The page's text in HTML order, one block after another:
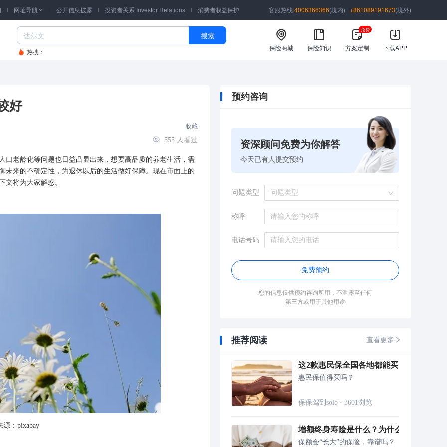
网址导航  公开信息披露 投资者关系 Investor Relations 消费者权益保护 客服热线:4006366366(境内) +861089191673(境外)
搜索
热搜： 保险商城 保险知识 方案定制
免费
下载APP
好
收藏
555 人看过
龄化等问题也日益凸显出来，想要高品质的养老生活，需
来的不确定性，为退休以后的生活做好保障。现在市面上的
将为大家解惑。
源：pixabay
预约咨询
资深顾问免费为你解答
今天已有人提交预约
问题类型 问题类型
称呼
电话号码
免费预约
您的信息仅供预约咨询所用，不泄露至任何
第三方或用于其他用途
推荐阅读 查看更多
这2款惠民保全国各地都能买，几十块保
惠民保值得买吗？
保保驾到solo · 3601浏览
增额终身寿险是什么？为什么金满意足臻
保额会“长大”的保险，靠谱吗？